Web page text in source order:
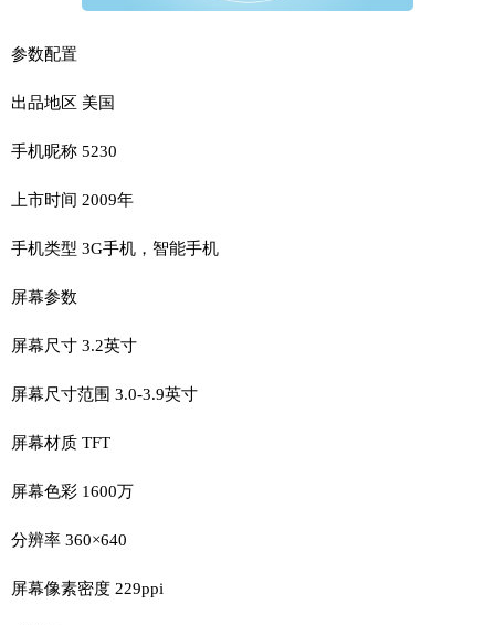
参数配置
出品地区 美国
手机昵称 5230
上市时间 2009年
手机类型 3G手机，智能手机
屏幕参数
屏幕尺寸 3.2英寸
屏幕尺寸范围 3.0-3.9英寸
屏幕材质 TFT
屏幕色彩 1600万
分辨率 360×640
屏幕像素密度 229ppi